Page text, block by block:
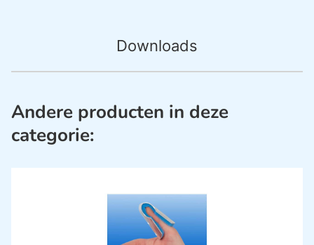
Downloads
Andere producten in deze
categorie: